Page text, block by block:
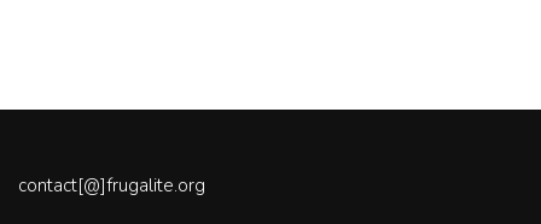
contact[@]frugalite.org